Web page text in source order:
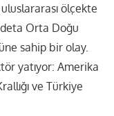
ölçekte
Orta Doğu
sahip bir olay.
yatıyor: Amerika
ve Türkiye